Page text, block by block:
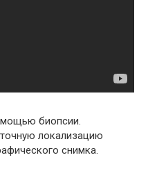
биопсии.
локализацию
снимка.